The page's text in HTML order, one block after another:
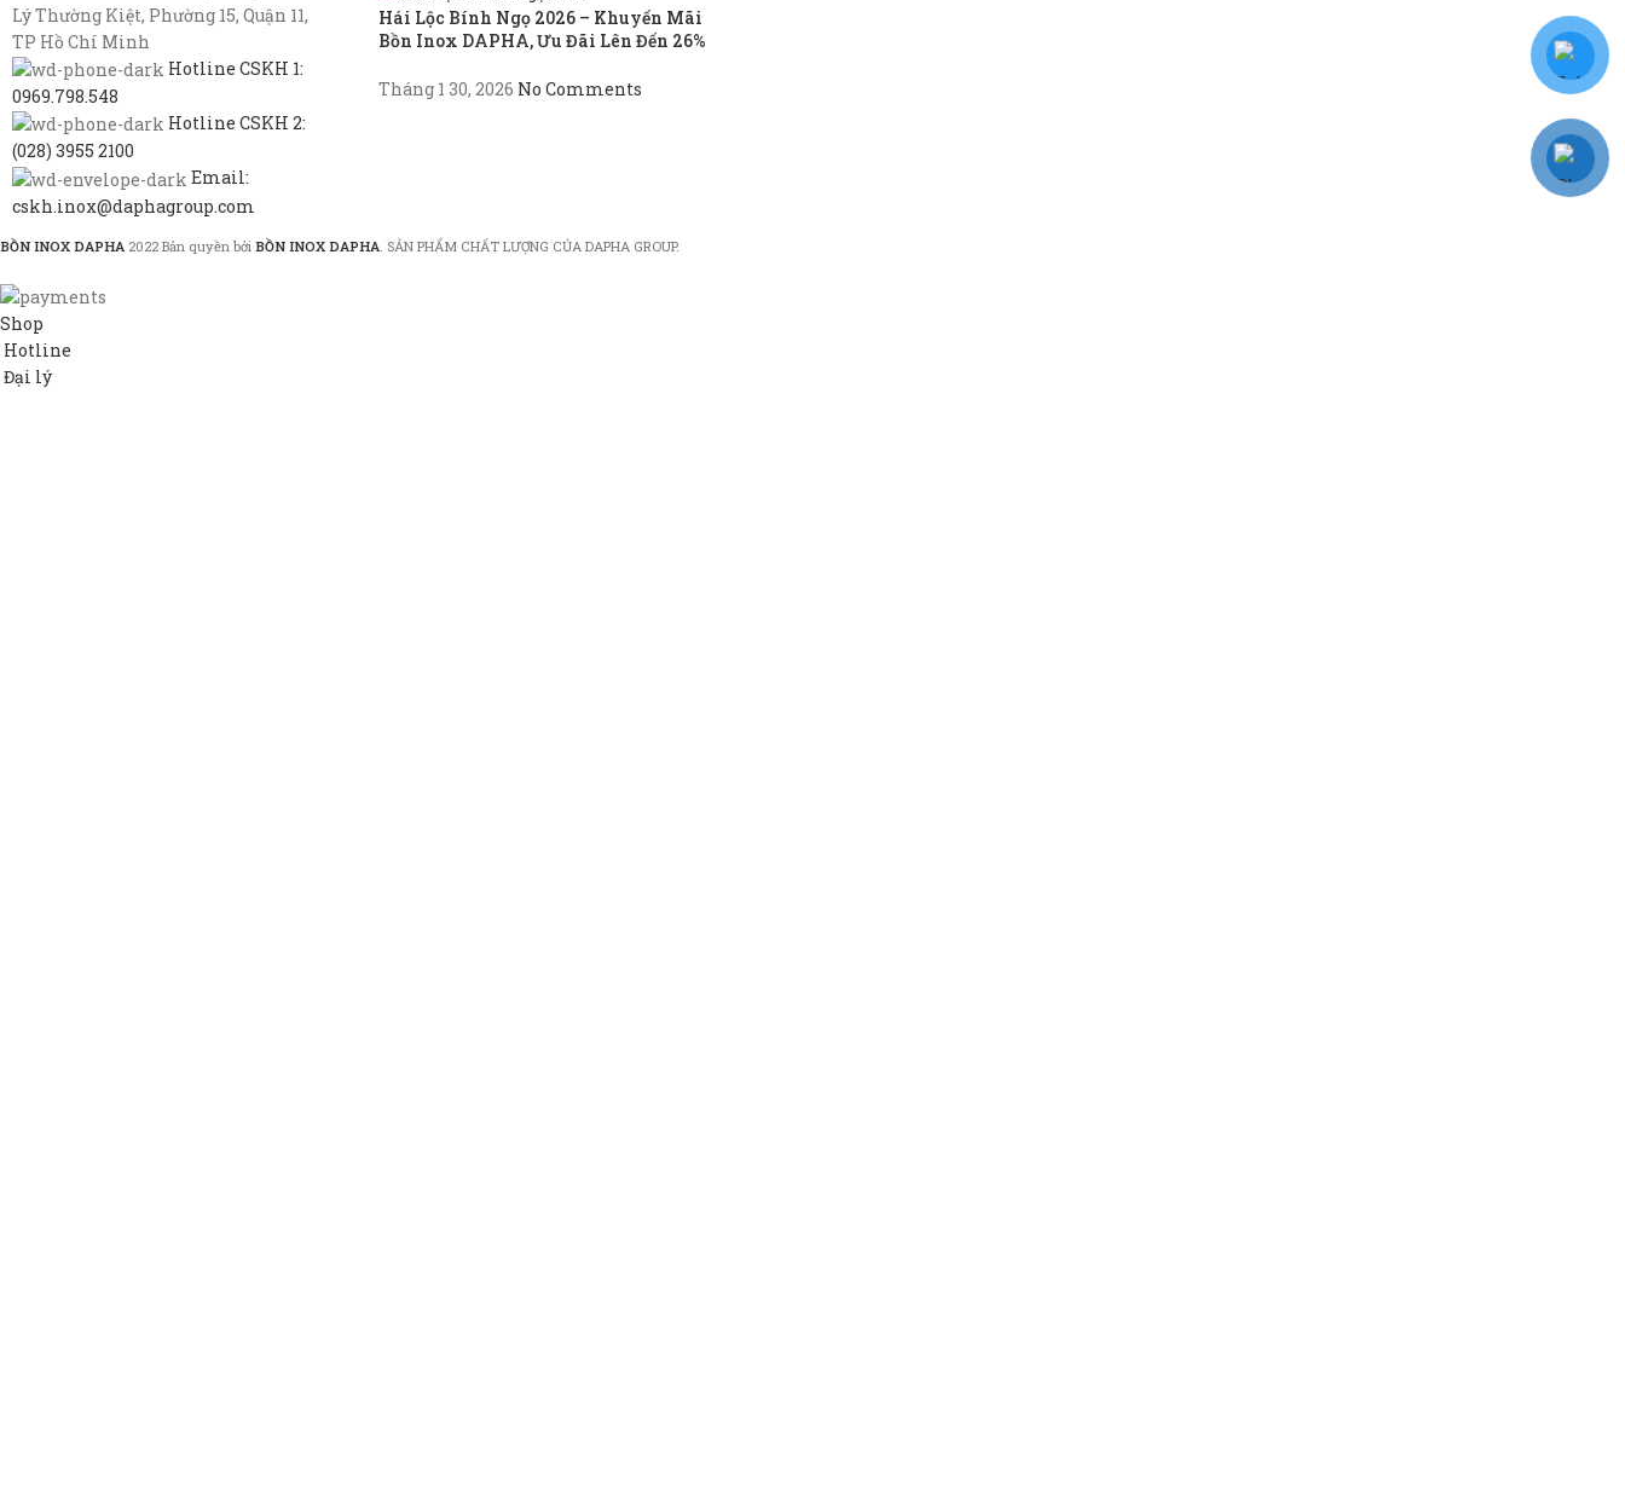
Lý Thường Kiệt, Phường 15, Quận 11,
TP Hồ Chí Minh
Hotline CSKH 1:
0969.798.548
Hotline CSKH 2:
(028) 3955 2100
Email:
cskh.inox@daphagroup.com
Hái Lộc Bính Ngọ 2026 – Khuyến Mãi
Bồn Inox DAPHA, Ưu Đãi Lên Đến 26%
Tháng 1 30, 2026 No Comments
BỒN INOX DAPHA 2022 Bản quyền bởi BỒN INOX DAPHA . SẢN PHẨM CHẤT LƯỢNG CỦA DAPHA GROUP.
Shop
Hotline
Đại lý